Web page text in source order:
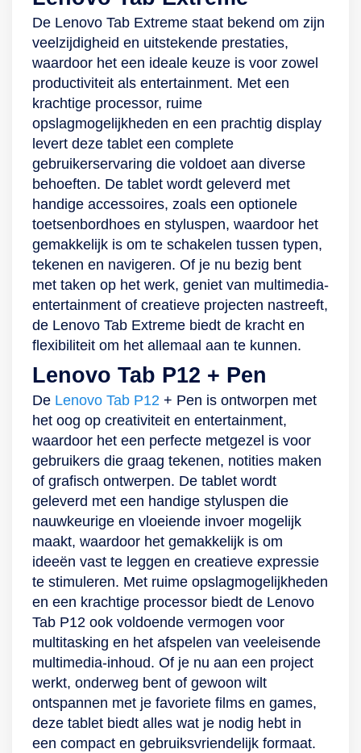
problemen of
onderbrekingen. De
Lenovo Tab Extreme
beschikt over maar
liefst8 luidsprekers
met Dolby Atmos-
audio voor een
levendige
luisterervaring. De
omgevingslichtsensor
past de helderheid
automatisch aan op
de omgeving waarin
jij je bevindt.
Bovendien geeft het
scherm minder
blauw licht af,
waardoor je langer
van de tablet
gebruikmaakt
zonder vermoeide
ogen te krijgen. Ook
is de Tab Extreme
uitgerust met wifi 6,
waarvan de
verbindingssnelheid
tot wel 3 keer hoger
is dan zijn
voorganger.
Daarnaast is hij
dankzij zijn
compacte formaat
overal mee naartoe
te nemen. Laat je
creativiteit de vrije
loop Deze Lenovo-
soepele kijkervaring
Van een avond
bingewatchen op de
bank tot jouw
artistieke
eigenschappen
etaleren in een
kunstwerk: het 10.9-
inch-display met
WUGXA-resolutie is
ontworpen om alles
zo gedetailleerd
mogelijk weer te
geven. In
combinatie met de
16:10-
beeldverhouding en
90 Hz
beeldverversingssnelheid
geniet je van
soepele beelden op
een groots scherm.
En ze zijn ook
helder en kleurrijk
dankzij Vision
Booster. Neem hem
mee dus gerust mee
naar het strand of de
tuin als je lekker in
de zon gaat zitten.
En gaat het toch
regenen? De Tab
S9 FE van
Samsung is
afgewerkt met een
metalen behuizing
tekortkomen; het
geheugen is uit te
breiden met een
microSD-kaart tot
wel 1 TB. Display
voor elke activiteit
De Tab M10 Plus
heeft een 10.6-inch-
IPS-scherm met een
frequentie van 60
Hz dat al jouw
beelden in scherpe
2K-kwaliteit afspeelt
en de kleuren in
sterk contrast
weergeeft. De
schermranden zijn
relatief dun en de
tablet zelf weegt
slechts 465 gram,
waardoor jij hem
met gemak
meeneemt. De
tablet bevat tevens
een selfiecamera
van 8 megapixel.
Hier maak jij
eenvoudig foto’s en
video’s mee of
neem je in hoge
kwaliteit deel aan
een videomeeting
voor bijvoorbeeld
school of werk. Met
een batterijduur tot
wel 14 uur maak jij
deze Samsung-
tablet kan het
makkelijk aan.
Zeker in
samenwerking met
het 4GB-
werkgeheugen. En
zelfs als je veel
multimedia opslaat,
worden alle
processen soepel
uitgevoerd. De
64GB-
opslagcapaciteit is
namelijk
uitbreidbaar met een
microSD-kaartje van
1 TB. Je hebt dus
geen keuzestress
om te bepalen
welke foto, video of
app je op deze
Android-tablet moet
bewaren. Geniet
van een
meeslepende
kijkervaring Van een
serie kijken tot in de
late avonduren
games spelen: op
elk moment ga je op
in jouw kijkervaring.
De Tab A9 Plus
(2023) van
Samsung is
namelijk uitgerust
De Lenovo Tab Extreme staat bekend om zijn
veelzijdigheid en uitstekende prestaties,
waardoor het een ideale keuze is voor zowel
productiviteit als entertainment. Met een
krachtige processor, ruime
opslagmogelijkheden en een prachtig display
levert deze tablet een complete
gebruikerservaring die voldoet aan diverse
behoeften. De tablet wordt geleverd met
handige accessoires, zoals een optionele
toetsenbordhoes en styluspen, waardoor het
gemakkelijk is om te schakelen tussen typen,
tekenen en navigeren. Of je nu bezig bent
met taken op het werk, geniet van multimedia-
entertainment of creatieve projecten nastreeft,
de Lenovo Tab Extreme biedt de kracht en
flexibiliteit om het allemaal aan te kunnen.
Lenovo Tab P12 + Pen
De Lenovo Tab P12 + Pen is ontworpen met
het oog op creativiteit en entertainment,
waardoor het een perfecte metgezel is voor
gebruikers die graag tekenen, notities maken
of grafisch ontwerpen. De tablet wordt
geleverd met een handige styluspen die
nauwkeurige en vloeiende invoer mogelijk
maakt, waardoor het gemakkelijk is om
ideeën vast te leggen en creatieve expressie
te stimuleren. Met ruime opslagmogelijkheden
en een krachtige processor biedt de Lenovo
Tab P12 ook voldoende vermogen voor
multitasking en het afspelen van veeleisende
multimedia-inhoud. Of je nu aan een project
werkt, onderweg bent of gewoon wilt
ontspannen met je favoriete films en games,
deze tablet biedt alles wat je nodig hebt in
een compact en gebruiksvriendelijk formaat.